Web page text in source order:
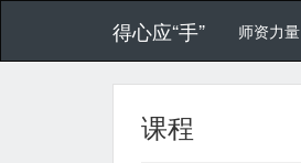
得心应“手” 师资力量
课程